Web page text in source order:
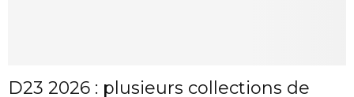
D23 2026 : plusieurs collections de